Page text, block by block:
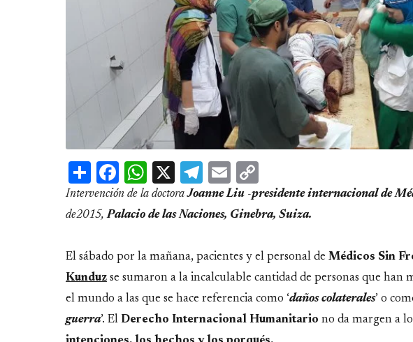
ShareFacebook
WhatsApp
X Telegram
Email
Link
Intervención de la doctoraJoanne Liu -presidente internacional de
de2015,Palacio de las Naciones, Ginebra, Suiza.
El sábado por la mañana, pacientes y el personal de Médicos Sin
Kunduz se sumaron a la incalculable cantidad de personas que han
el mundo a las que se hace referencia como ‘daños colaterales’ o
guerra’. El Derecho Internacional Humanitario no da margen a